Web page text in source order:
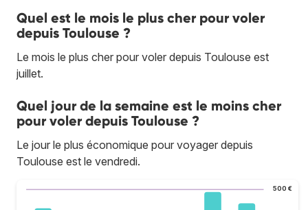
Quel est le mois le plus cher pour voler
depuis Toulouse ?
Le mois le plus cher pour voler depuis Toulouse est
juillet.
Quel jour de la semaine est le moins cher
pour voler depuis Toulouse ?
Le jour le plus économique pour voyager depuis
Toulouse est le vendredi.
500 €